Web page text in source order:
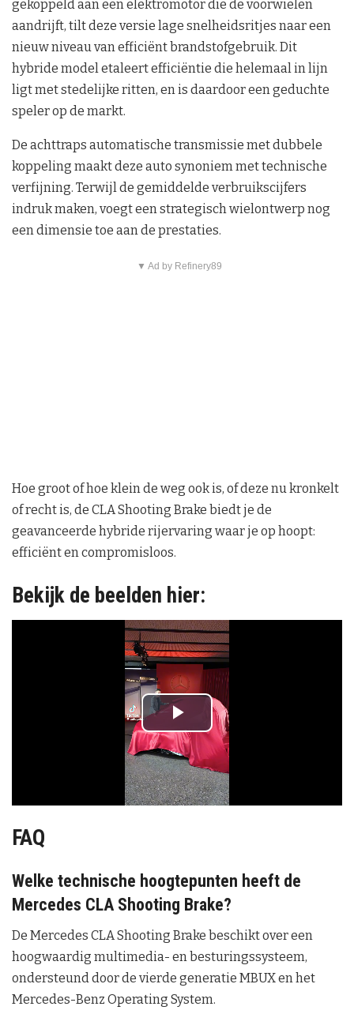
gekoppeld aan een elektromotor die de voorwielen
aandrijft, tilt deze versie lage snelheidsritjes naar een
nieuw niveau van efficiënt brandstofgebruik. Dit
hybride model etaleert efficiëntie die helemaal in lijn
ligt met stedelijke ritten, en is daardoor een geduchte
speler op de markt.
De achttraps automatische transmissie met dubbele
koppeling maakt deze auto synoniem met technische
verfijning. Terwijl de gemiddelde verbruikscijfers
indruk maken, voegt een strategisch wielontwerp nog
een dimensie toe aan de prestaties.
▼ Ad by Refinery89
Hoe groot of hoe klein de weg ook is, of deze nu kronkelt
of recht is, de CLA Shooting Brake biedt je de
geavanceerde hybride rijervaring waar je op hoopt:
efficiënt en compromisloos.
Bekijk de beelden hier:
P
l
a
V
i
d
e
o
FAQ
Welke technische hoogtepunten heeft de
Mercedes CLA Shooting Brake?
De Mercedes CLA Shooting Brake beschikt over een
hoogwaardig multimedia- en besturingssysteem,
ondersteund door de vierde generatie MBUX en het
Mercedes-Benz Operating System.